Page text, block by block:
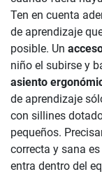
Ten en cuenta
de aprendizaje
posible. Un
niño el subirse y
asiento
de aprendizaje
con sillines
pequeños.
correcta y sana
entra dentro del